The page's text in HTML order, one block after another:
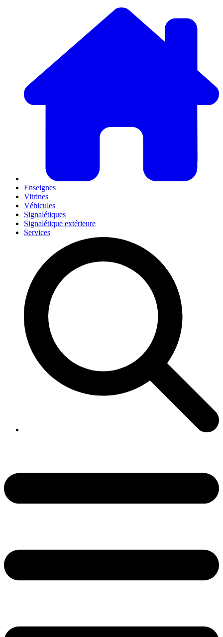
Enseignes
Vitrines
Véhicules
Signalétiques
Signalétique extérieure
Services